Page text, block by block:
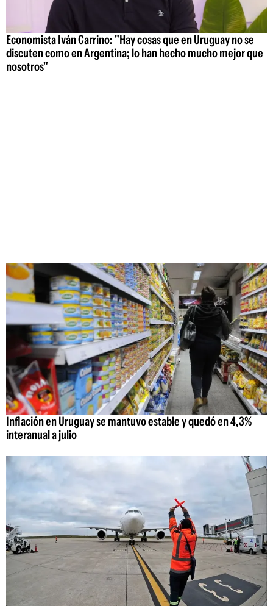
Economista Iván Carrino: "Hay cosas que en Uruguay no se
discuten como en Argentina; lo han hecho mucho mejor que
nosotros"
Inflación en Uruguay se mantuvo estable y quedó en 4,3%
interanual a julio